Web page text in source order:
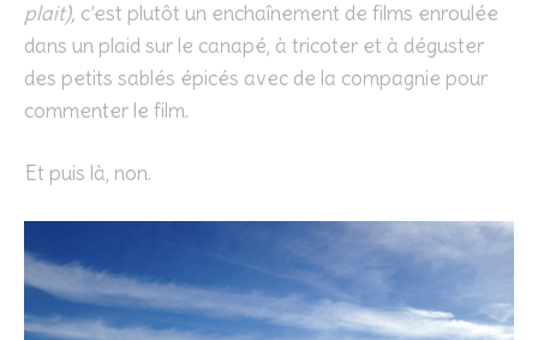
plait), c’est plutôt un enchaînement de films enroulée
dans un plaid sur le canapé, à tricoter et à déguster
des petits sablés épicés avec de la compagnie pour
commenter le film.
Et puis là, non.